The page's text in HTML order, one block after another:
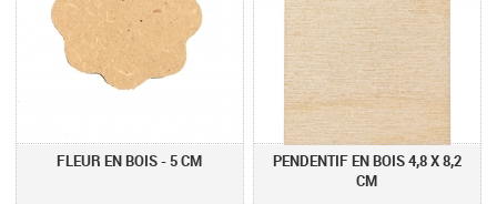
FLEUR EN BOIS - 5 CM
PENDENTIF EN BOIS 4,8 X 8,2
CM